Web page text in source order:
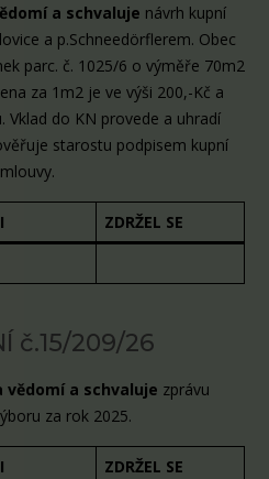
a schvaluje návrh kupní
a p.Schneedörflerem. Obec
parc. č. 1025/6 o výměře 70m2
za 1m2 je ve výši 200,-Kč a
Vklad do KN provede a uhradí
starostu podpisem kupní
ZDRŽEL SE
č.15/209/26
vědomí a schvaluje zprávu
za rok 2025.
ZDRŽEL SE